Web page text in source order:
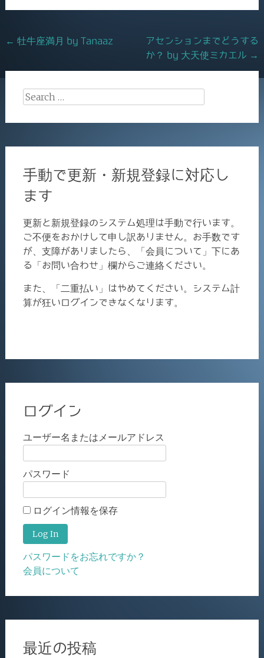
o
o
Post
← 牡牛座満月 by Tanaaz
アセンションまでどうする
か？ by 大天使ミカエル →
Search
手動で更新・新規登録に対応し
ます
更新と新規登録のシステム処理は手動で行います。
ご不便をおかけして申し訳ありません。お手数です
が、支障がありましたら、「会員について」下にあ
る「お問い合わせ」欄からご連絡ください。
また、「二重払い」はやめてください。システム計
算が狂いログインできなくなります。
ログイン
ユーザー名またはメールアドレス
パスワード
ログイン情報を保存
パスワードをお忘れですか？
会員について
最近の投稿